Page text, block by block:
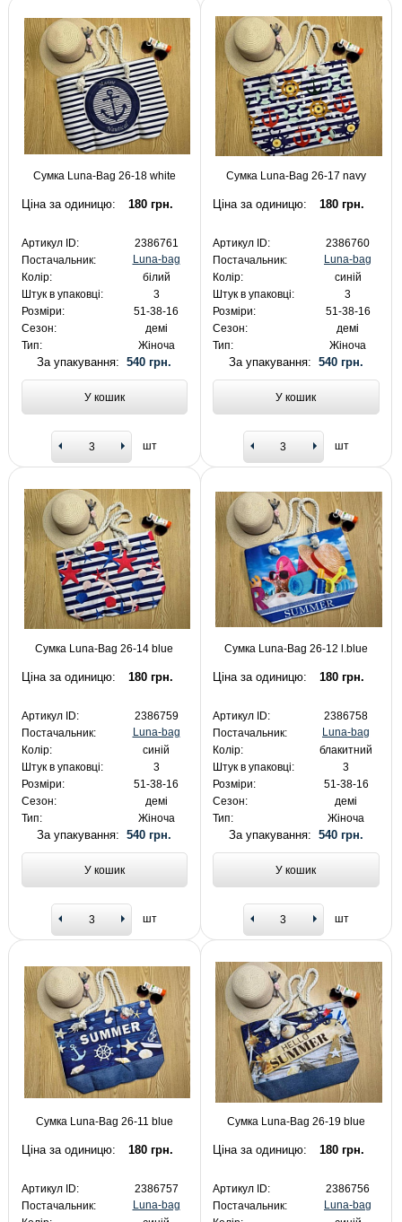
Сумка Luna-Bag 26-18 white
Ціна за одиницю: 180 грн.
Артикул ID:
2386761
Постачальник:
Luna-bag
Колір:
білий
Штук в упаковці:
3
Розміри:
51-38-16
Сезон:
демі
Тип:
Жіноча
За упакування:540 грн.
У кошик
шт
Сумка Luna-Bag 26-17 navy
Ціна за одиницю: 180 грн.
Артикул ID:
2386760
Постачальник:
Luna-bag
Колір:
синій
Штук в упаковці:
3
Розміри:
51-38-16
Сезон:
демі
Тип:
Жіноча
За упакування: 540 грн.
У кошик
шт
Сумка Luna-Bag 26-14 blue
Ціна за одиницю: 180 грн.
Артикул ID:
2386759
Постачальник:
Luna-bag
Колір:
синій
Штук в упаковці:
3
Розміри:
51-38-16
Сезон:
демі
Тип:
Жіноча
За упакування:540 грн.
У кошик
шт
Сумка Luna-Bag 26-12 l.blue
Ціна за одиницю: 180 грн.
Артикул ID:
2386758
Постачальник:
Luna-bag
Колір:
блакитний
Штук в упаковці:
3
Розміри:
51-38-16
Сезон:
демі
Тип:
Жіноча
За упакування: 540 грн.
У кошик
шт
Сумка Luna-Bag 26-11 blue
Ціна за одиницю: 180 грн.
Артикул ID:
2386757
Постачальник:
Luna-bag
Сумка Luna-Bag 26-19 blue
Ціна за одиницю: 180 грн.
Артикул ID:
2386756
Постачальник:
Luna-bag